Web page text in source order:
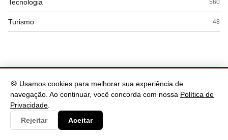
🍪 Usamos cookies para melhorar sua experiência de
navegação. Ao continuar, você concorda com nossa Política de
Privacidade
Rejeitar
Aceitar
Tecnologia 560
Turismo 48